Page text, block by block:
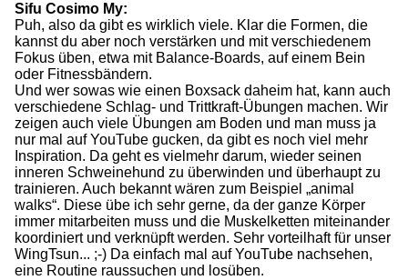
Sifu Cosimo My:
Puh, also da gibt es wirklich viele. Klar die Formen, die
kannst du aber noch verstärken und mit verschiedenem
Fokus üben, etwa mit Balance-Boards, auf einem Bein
oder Fitnessbändern.
Und wer sowas wie einen Boxsack daheim hat, kann auch
verschiedene Schlag- und Trittkraft-Übungen machen. Wir
zeigen auch viele Übungen am Boden und man muss ja
nur mal auf YouTube gucken, da gibt es noch viel mehr
Inspiration. Da geht es vielmehr darum, wieder seinen
inneren Schweinehund zu überwinden und überhaupt zu
trainieren. Auch bekannt wären zum Beispiel „animal
walks“. Diese übe ich sehr gerne, da der ganze Körper
immer mitarbeiten muss und die Muskelketten miteinander
koordiniert und verknüpft werden. Sehr vorteilhaft für unser
WingTsun... ;-) Da einfach mal auf YouTube nachsehen,
eine Routine raussuchen und losüben.